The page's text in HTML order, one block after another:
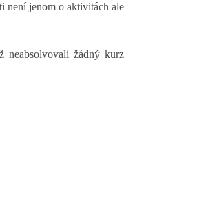
není jenom o aktivitách ale
neabsolvovali žádný kurz